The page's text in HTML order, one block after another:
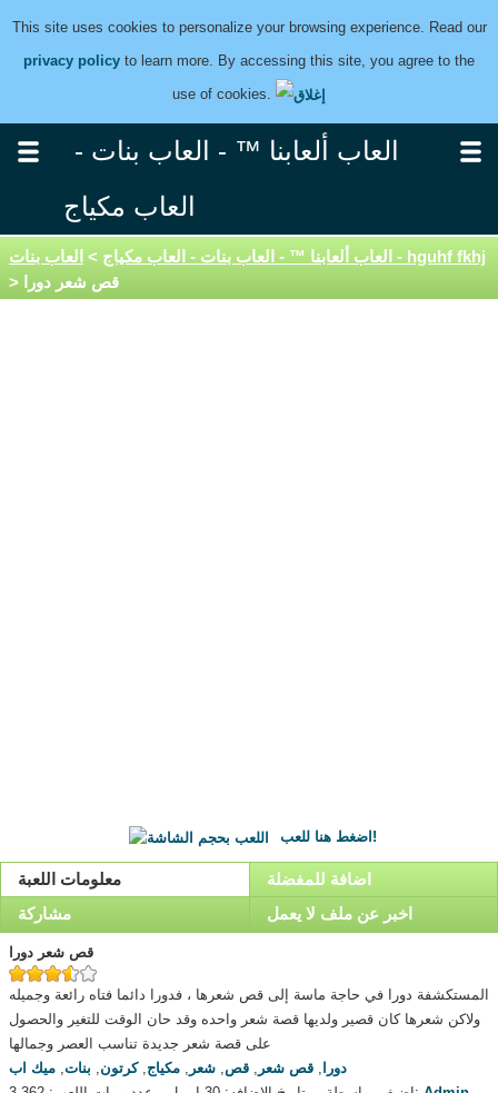
This site uses cookies to personalize your browsing experience. Read our
privacy policy to learn more. By accessing this site, you agree to the
use of cookies.
العاب ألعابنا ™ - العاب بنات -
العاب مكياج
العاب ألعابنا ™ - العاب بنات - العاب مكياج >
العاب بنات - hguhf fkhj
> قص شعر دورا
اضغط هنا للعب!
معلومات اللعبة
اضافة للمفضلة
مشاركة
اخبر عن ملف لا يعمل
قص شعر دورا
المستكشفة دورا في حاجة ماسة إلى قص شعرها ، فدورا دائما فتاه رائعة وجميله
ولاكن شعرها كان قصير ولديها قصة شعر واحده وقد حان الوقت للتغير والحصول
على قصة شعر جديدة تناسب العصر وجمالها
دورا , قص شعر , قص, شعر , مكياج,كرتون, بنات, ميك اب